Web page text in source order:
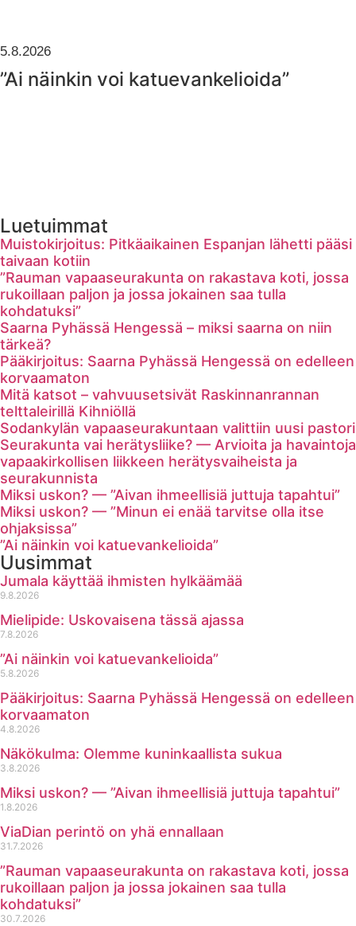
5.8.2026
”Ai näinkin voi katuevankelioida”
Luetuimmat
Muistokirjoitus: Pitkäaikainen Espanjan lähetti pääsi
taivaan kotiin
”Rauman vapaaseurakunta on rakastava koti, jossa
rukoillaan paljon ja jossa jokainen saa tulla
kohdatuksi”
Saarna Pyhässä Hengessä – miksi saarna on niin
tärkeä?
Pääkirjoitus: Saarna Pyhässä Hengessä on edelleen
korvaamaton
Mitä katsot – vahvuusetsivät Raskinnanrannan
telttaleirillä Kihniöllä
Sodankylän vapaaseurakuntaan valittiin uusi pastori
Seurakunta vai herätysliike? — Arvioita ja havaintoja
vapaakirkollisen liikkeen herätysvaiheista ja
seurakunnista
Miksi uskon? — ”Aivan ihmeellisiä juttuja tapahtui”
Miksi uskon? — ”Minun ei enää tarvitse olla itse
ohjaksissa”
”Ai näinkin voi katuevankelioida”
Uusimmat
Jumala käyttää ihmisten hylkäämää
9.8.2026
Mielipide: Uskovaisena tässä ajassa
7.8.2026
”Ai näinkin voi katuevankelioida”
5.8.2026
Pääkirjoitus: Saarna Pyhässä Hengessä on edelleen
korvaamaton
4.8.2026
Näkökulma: Olemme kuninkaallista sukua
3.8.2026
Miksi uskon? — ”Aivan ihmeellisiä juttuja tapahtui”
1.8.2026
ViaDian perintö on yhä ennallaan
31.7.2026
”Rauman vapaaseurakunta on rakastava koti, jossa
rukoillaan paljon ja jossa jokainen saa tulla
kohdatuksi”
30.7.2026